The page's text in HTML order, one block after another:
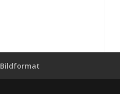
Bildformat